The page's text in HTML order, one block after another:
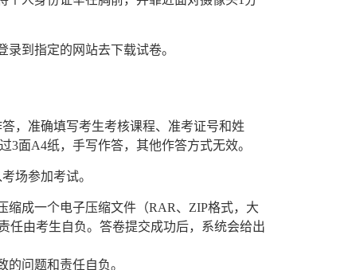
到指定的网站去下载试卷。
，准确填写考生考核课程、准考证号和姓
面A4纸，手写作答，其他作答方式无效。
场参加考试。
缩成一个电子压缩文件（RAR、ZIP格式，大
任由考生自负。答卷提交成功后，系统会给出
的问题和责任自负。